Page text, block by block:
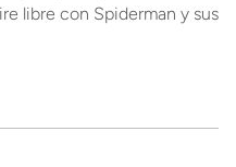
libre con Spiderman y sus